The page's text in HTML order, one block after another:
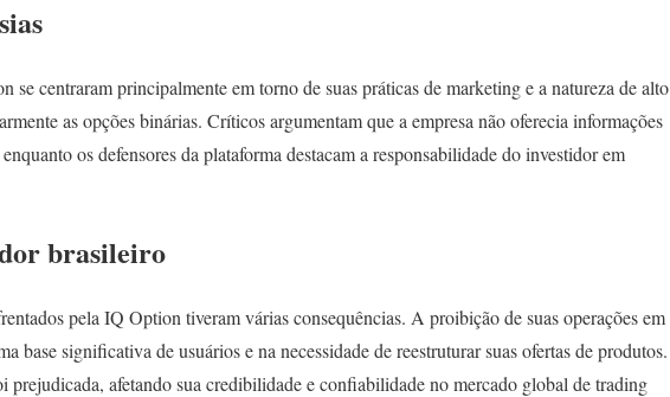
se centraram principalmente em torno de suas práticas de marketing e a natureza de alto
as opções binárias. Críticos argumentam que a empresa não oferecia informações
os defensores da plataforma destacam a responsabilidade do investidor em
brasileiro
pela IQ Option tiveram várias consequências. A proibição de suas operações em
base significativa de usuários e na necessidade de reestruturar suas ofertas de produtos.
prejudicada, afetando sua credibilidade e confiabilidade no mercado global de trading